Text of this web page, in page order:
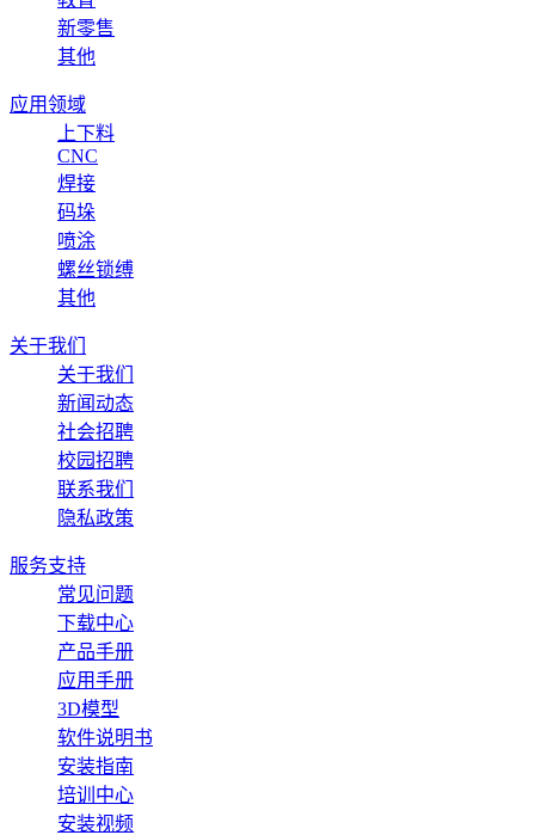
新零售
其他
应用领域
上下料
CNC
焊接
码垛
喷涂
螺丝锁缚
其他
关于我们
关于我们
新闻动态
社会招聘
校园招聘
联系我们
隐私政策
服务支持
常见问题
下载中心
产品手册
应用手册
3D模型
软件说明书
安装指南
培训中心
安装视频